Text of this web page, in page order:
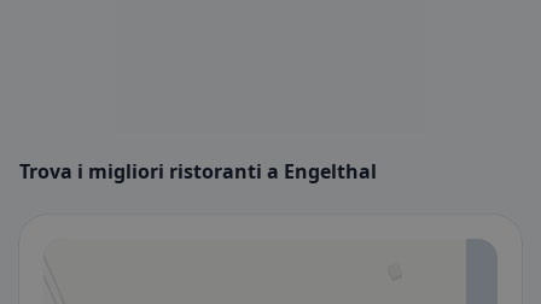
Trova i migliori ristoranti a Engelthal